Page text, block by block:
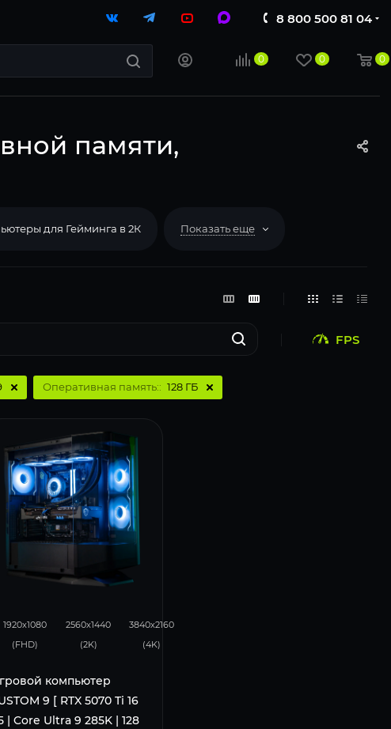
8 800 500 81 04
0 0 0
памяти,
для Гейминга в 2К Показать еще
FPS
Оперативная память:: 128 ГБ
1920x1080
(FHD)
2560x1440
(2K)
3840x2160
(4K)
компьютер
9 [ RTX 5070 Ti 16
| Core Ultra 9 285K | 128